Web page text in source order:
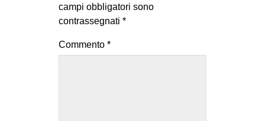
campi obbligatori sono
contrassegnati *
Commento *